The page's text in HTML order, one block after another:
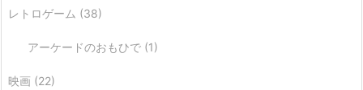
レトロゲーム (38)
アーケードのおもひで (1)
映画 (22)